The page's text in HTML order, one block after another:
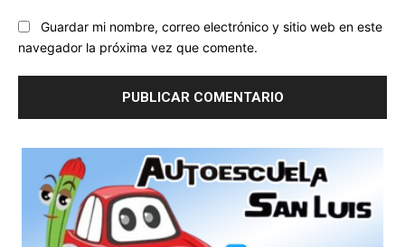
Guardar mi nombre, correo electrónico y sitio web en este
navegador la próxima vez que comente.